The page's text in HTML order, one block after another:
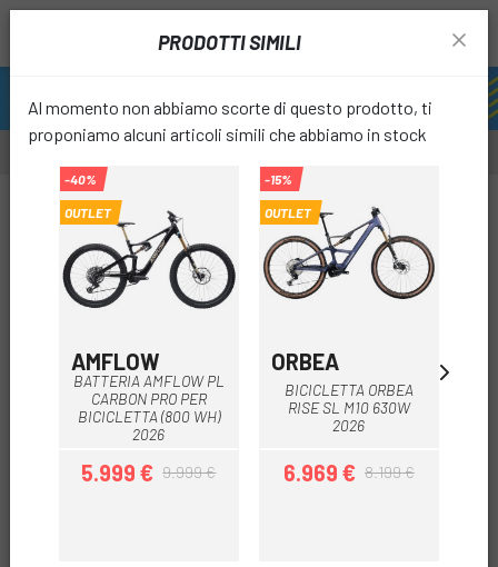
PRODOTTI SIMILI
Al momento non abbiamo scorte di questo prodotto, ti
proponiamo alcuni articoli simili che abbiamo in stock
-40%
OUTLET
AMFLOW
BATTERIA AMFLOW PL
CARBON PRO PER
BICICLETTA (800 WH)
2026
Prezzo
5.999 €Prezzo base
9.999 €
-15%
OUTLET
ORBEA
BICICLETTA ORBEA
RISE SL M10 630W
2026
Prezzo
6.969 €Prezzo base
8.199 €